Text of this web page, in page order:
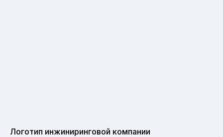
Логотип инжиниринговой компании